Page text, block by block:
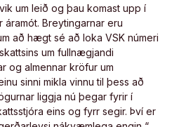
um leið og þau komast upp í
Breytingarnar eru
að hægt sé að loka VSK númeri
um fullnægjandi
og almennar kröfur um
sinni mikla vinnu til þess að
liggja nú þegar fyrir í
eins og fyrr segir. Því er